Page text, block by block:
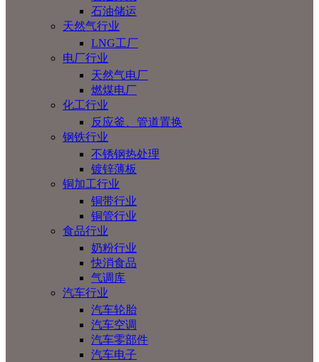
石油储运
天然气行业
LNG工厂
电厂行业
天然气电厂
燃煤电厂
化工行业
反应釜、管道置换
钢铁行业
不锈钢热处理
镀锌薄板
铜加工行业
铜带行业
铜管行业
食品行业
奶粉行业
快消食品
气调库
汽车行业
汽车轮胎
汽车空调
汽车零部件
汽车电子